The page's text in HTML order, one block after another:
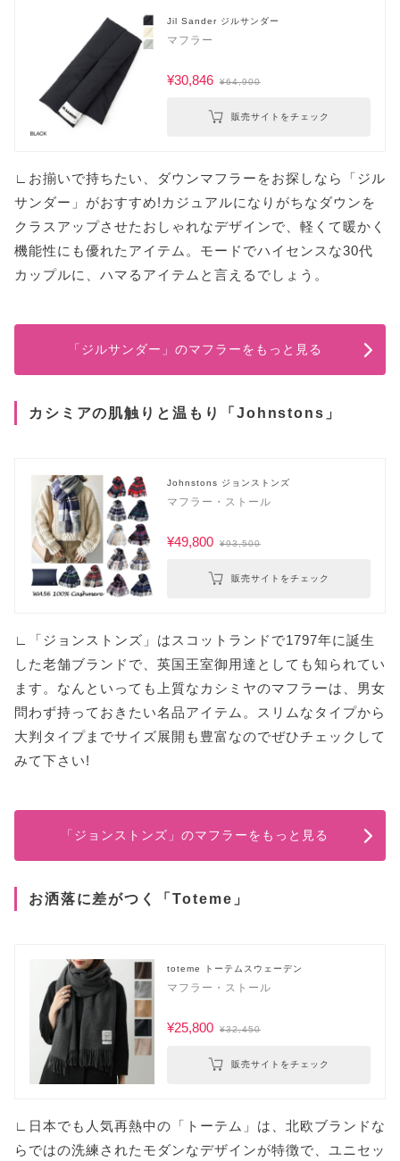
Jil Sander ジルサンダー
マフラー
¥30,846 ¥64,900
販売サイトをチェック
∟お揃いで持ちたい、ダウンマフラーをお探しなら「ジル
サンダー」がおすすめ!カジュアルになりがちなダウンを
クラスアップさせたおしゃれなデザインで、軽くて暖かく
機能性にも優れたアイテム。モードでハイセンスな30代
カップルに、ハマるアイテムと言えるでしょう。
「ジルサンダー」のマフラーをもっと見る
カシミアの肌触りと温もり「Johnstons」
Johnstons ジョンストンズ
マフラー・ストール
¥49,800 ¥93,500
販売サイトをチェック
∟「ジョンストンズ」はスコットランドで1797年に誕生
した老舗ブランドで、英国王室御用達としても知られてい
ます。なんといっても上質なカシミヤのマフラーは、男女
問わず持っておきたい名品アイテム。スリムなタイプから
大判タイプまでサイズ展開も豊富なのでぜひチェックして
みて下さい!
「ジョンストンズ」のマフラーをもっと見る
お洒落に差がつく「Toteme」
toteme トーテムスウェーデン
マフラー・ストール
¥25,800 ¥32,450
販売サイトをチェック
∟日本でも人気再熱中の「トーテム」は、北欧ブランドな
らではの洗練されたモダンなデザインが特徴で、ユニセッ